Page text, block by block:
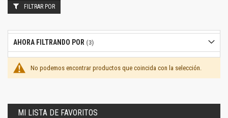
No podemos encontrar productos que coincida con la selección.
FILTRAR POR
AHORA FILTRANDO POR
MI LISTA DE FAVORITOS